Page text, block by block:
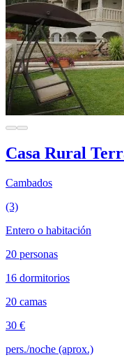
Casa Rural
Cambados
(3)
Entero o habitación
20 personas
16 dormitorios
20 camas
30 €
pers./noche (aprox.)